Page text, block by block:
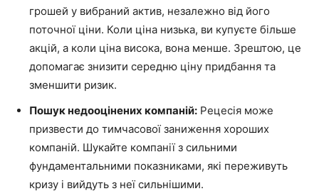
грошей у вибраний актив, незалежно від його
поточної ціни. Коли ціна низька, ви купуєте більше
акцій, а коли ціна висока, вона менше. Зрештою, це
допомагає знизити середню ціну придбання та
зменшити ризик.
Пошук недооцінених компаній: Рецесія може
призвести до тимчасової заниження хороших
компаній. Шукайте компанії з сильними
фундаментальними показниками, які переживуть
кризу і вийдуть з неї сильнішими.